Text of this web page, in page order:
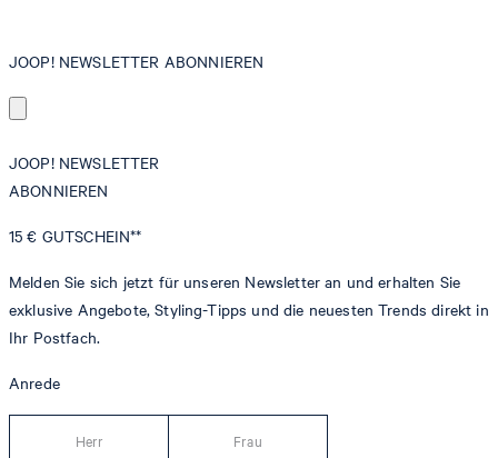
JOOP! NEWSLETTER ABONNIEREN
JOOP! NEWSLETTER
ABONNIEREN
15 € GUTSCHEIN**
Melden Sie sich jetzt für unseren Newsletter an und erhalten Sie
exklusive Angebote, Styling-Tipps und die neuesten Trends direkt in
Ihr Postfach.
Anrede
Herr Frau